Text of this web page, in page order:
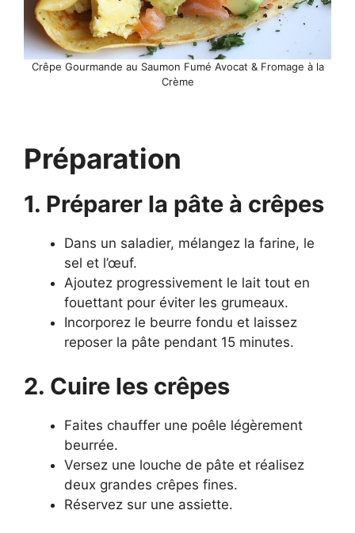
Crêpe Gourmande au Saumon Fumé Avocat & Fromage à la
Crème
Préparation
1. Préparer la pâte à crêpes
Dans un saladier, mélangez la farine, le
sel et l’œuf.
Ajoutez progressivement le lait tout en
fouettant pour éviter les grumeaux.
Incorporez le beurre fondu et laissez
reposer la pâte pendant 15 minutes.
2. Cuire les crêpes
Faites chauffer une poêle légèrement
beurrée.
Versez une louche de pâte et réalisez
deux grandes crêpes fines.
Réservez sur une assiette.